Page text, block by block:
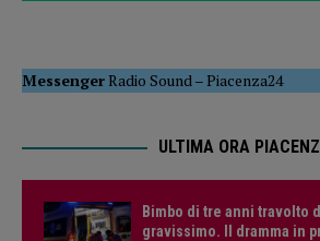
MessengerRadio Sound–Piacenza24
ULTIMA ORA
Bimbo di tre anni travolto
gravissimo. Il dramma in